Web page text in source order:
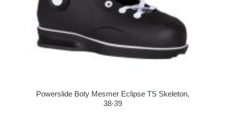
Powerslide Boty Mesmer Eclipse TS Skeleton,
38-39